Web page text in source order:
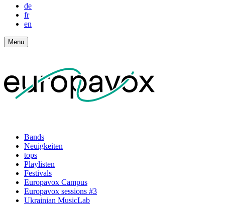
de
fr
en
Menu
Bands
Neuigkeiten
tops
Playlisten
Festivals
Europavox Campus
Europavox sessions #3
Ukrainian MusicLab